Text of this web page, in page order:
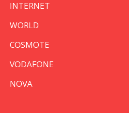
INTERNET
WORLD
COSMOTE
VODAFONE
NOVA